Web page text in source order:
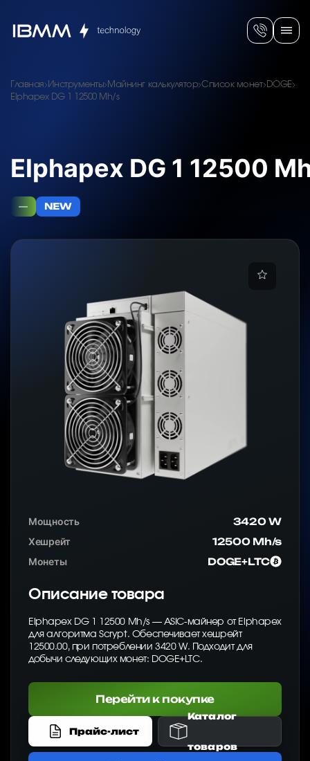
Главная Инструменты Майнинг калькулятор Список монет DOGE
Elphapex DG 1 12500 Mh/s
Elphapex DG 1 12500
— NEW
Мощность
3420 W
Хешрейт
12500 Mh/s
Монеты
DOGE+LTC
Описание товара
Elphapex DG 1 12500 Mh/s — ASIC-майнер от Elphapex
для алгоритма Scrypt. Обеспечивает хешрейт
12500.00, при потреблении 3420 W. Подходит для
добычи следующих монет: DOGE+LTC.
Перейти к покупке
Прайс-лист
Каталог
товаров